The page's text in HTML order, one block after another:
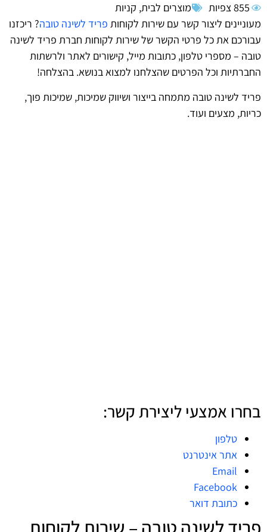
855 צפיות
מוצרים לבית, קניות
מעוניינים ליצור קשר עם שירות לקוחות פריד לשינה טובה? ריכזנו
עבורכם את כל פרטי הקשר של שירות לקוחות חברת פריד לשינה
טובה – מספרי טלפון, כתובות מייל, קישורים לאתר ולרשתות
החברתיות וכל הפרטים שהצלחנו למצוא בנושא. בהצלחה!
פריד לשינה טובה מתמחה בייצור ושיווק שמיכות, שמיכות פוך,
כריות, מצעים ועוד.
בחרו אמצעי ליצירת קשר:
טלפון
אתר אינטרנט
Email
Facebook
כתובת דואר